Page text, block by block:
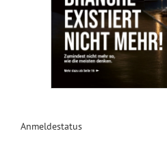
Anmeldestatus